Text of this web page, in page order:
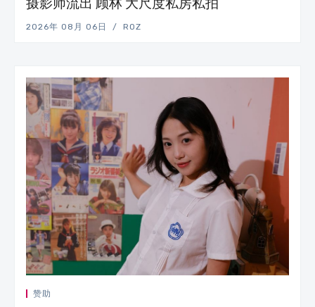
2026年 08月 06日 ROZ
赞助